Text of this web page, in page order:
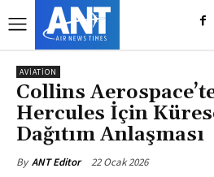
AVIATION
Collins
Hercules İçin
Dağıtım Anlaşması
By ANT Editor 22 Ocak 2026